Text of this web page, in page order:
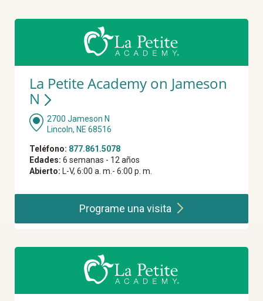
La Petite Academy on Jameson
N
2700 Jameson N
Lincoln, NE 68516
Teléfono: 877.861.5078
Edades: 6 semanas - 12 años
Abierto: L-V, 6:00 a. m.- 6:00 p. m.
Programe unavisita